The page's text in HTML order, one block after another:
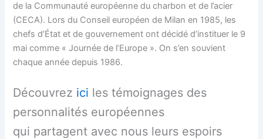
de la Communauté européenne du charbon et de l’acier
(CECA). Lors du Conseil européen de Milan en 1985, les
chefs d’État et de gouvernement ont décidé d’instituer le 9
mai comme « Journée de l’Europe ». On s’en souvient
chaque année depuis 1986.
Découvrez ici les témoignages des
personnalités européennes
qui partagent avec nous leurs espoirs